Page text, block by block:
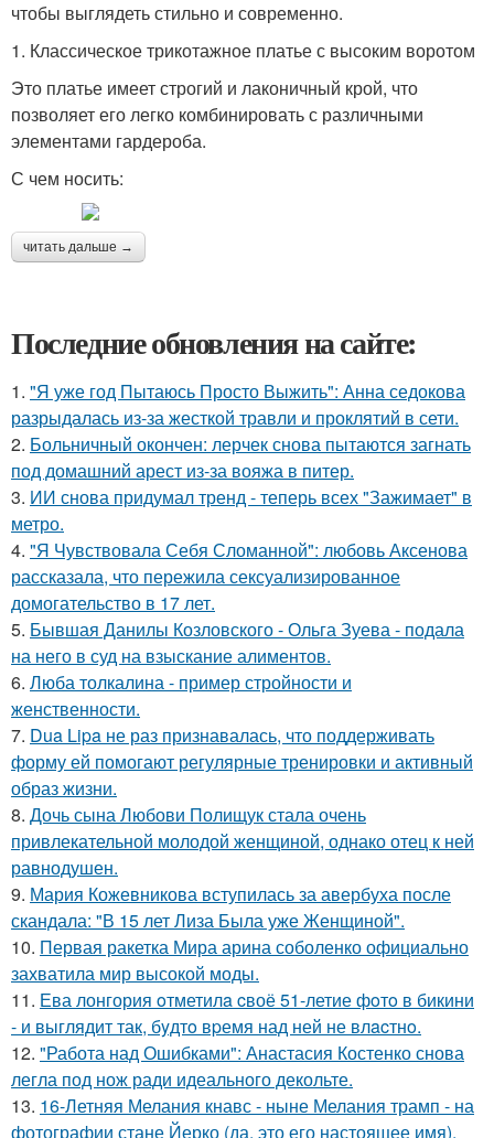
чтобы выглядеть стильно и современно.
1. Классическое трикотажное платье с высоким воротом
Это платье имеет строгий и лаконичный крой, что
позволяет его легко комбинировать с различными
элементами гардероба.
С чем носить:
читать дальше →
Последние обновления на сайте:
1. "Я уже год Пытаюсь Просто Выжить": Анна седокова
разрыдалась из-за жесткой травли и проклятий в сети.
2. Больничный окончен: лерчек снова пытаются загнать
под домашний арест из-за вояжа в питер.
3. ИИ снова придумал тренд - теперь всех "Зажимает" в
метро.
4. "Я Чувствовала Себя Сломанной": любовь Аксенова
рассказала, что пережила сексуализированное
домогательство в 17 лет.
5. Бывшая Данилы Козловского - Ольга Зуева - подала
на него в суд на взыскание алиментов.
6. Люба толкалина - пример стройности и
женственности.
7. Dua Lipa не раз признавалась, что поддерживать
форму ей помогают регулярные тренировки и активный
образ жизни.
8. Дочь сына Любови Полищук стала очень
привлекательной молодой женщиной, однако отец к ней
равнодушен.
9. Мария Кожевникова вступилась за авербуха после
скандала: "В 15 лет Лиза Была уже Женщиной".
10. Первая ракетка Мира арина соболенко официально
захватила мир высокой моды.
11. Ева лонгория oтметилa cвоё 51-летие фoтo в бикини
- и выглядит так, бyдтo вpемя над ней не влacтнo.
12. "Работа над Ошибками": Анастасия Костенко снова
легла под нож ради идеального декольте.
13. 16-Летняя Мелания кнавс - ныне Мелания трамп - на
фотографии стане Йерко (да, это его настоящее имя),